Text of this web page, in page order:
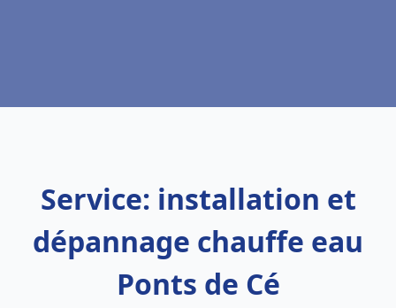
Service: installation et
dépannage chauffe eau
Ponts de Cé